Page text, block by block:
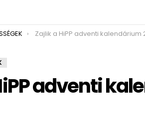
Zajlik a HiPP adventi kalendárium 2024
adventi